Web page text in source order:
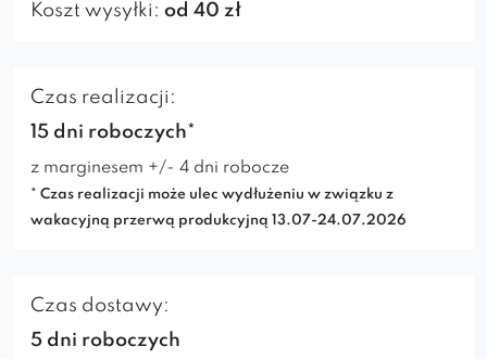
Koszt wysyłki: od 40 zł
Czas realizacji:
15 dni roboczych*
z marginesem +/- 4 dni robocze
* Czas realizacji może ulec wydłużeniu w związku z
wakacyjną przerwą produkcyjną 13.07-24.07.2026
Czas dostawy:
5 dni roboczych